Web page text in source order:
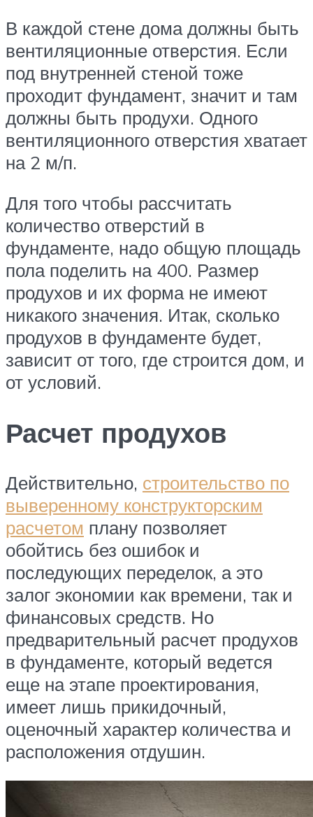
В каждой стене дома должны быть
вентиляционные отверстия. Если
под внутренней стеной тоже
проходит фундамент, значит и там
должны быть продухи. Одного
вентиляционного отверстия хватает
на 2 м/п.
Для того чтобы рассчитать
количество отверстий в
фундаменте, надо общую площадь
пола поделить на 400. Размер
продухов и их форма не имеют
никакого значения. Итак, сколько
продухов в фундаменте будет,
зависит от того, где строится дом, и
от условий.
Расчет продухов
Действительно, строительство по
выверенному конструкторским
расчетом плану позволяет
обойтись без ошибок и
последующих переделок, а это
залог экономии как времени, так и
финансовых средств. Но
предварительный расчет продухов
в фундаменте, который ведется
еще на этапе проектирования,
имеет лишь прикидочный,
оценочный характер количества и
расположения отдушин.